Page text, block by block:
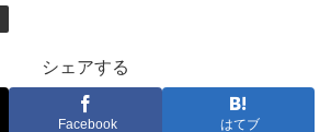
シェアする
Facebook はてブ